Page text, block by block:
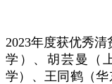
2023年度获优秀清
学）、胡芸曼（
学）、王同鹤（